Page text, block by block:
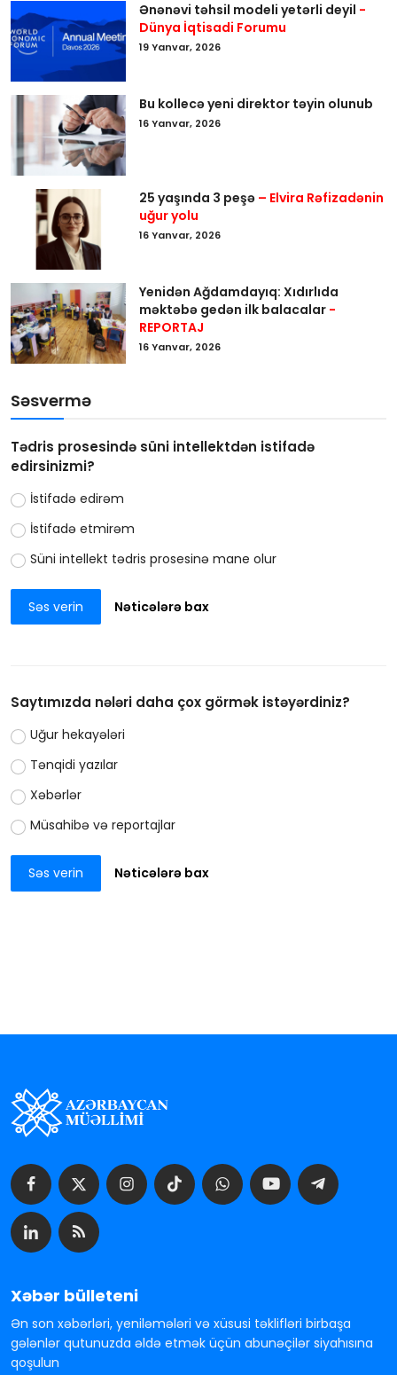
Ənənəvi təhsil modeli yetərli deyil -
Dünya İqtisadi Forumu
19 Yanvar, 2026
Bu kollecə yeni direktor təyin olunub
16 Yanvar, 2026
25 yaşında 3 peşə – Elvira Rəfizadənin
uğur yolu
16 Yanvar, 2026
Yenidən Ağdamdayıq: Xıdırlıda
məktəbə gedən ilk balacalar -
REPORTAJ
16 Yanvar, 2026
Səsvermə
Tədris prosesində süni intellektdən istifadə
edirsinizmi?
İstifadə edirəm
İstifadə etmirəm
Süni intellekt tədris prosesinə mane olur
Səs verin Nəticələrə bax
Saytımızda nələri daha çox görmək istəyərdiniz?
Uğur hekayələri
Tənqidi yazılar
Xəbərlər
Müsahibə və reportajlar
Səs verin Nəticələrə bax
Xəbər bülleteni
Ən son xəbərləri, yeniləmələri və xüsusi təklifləri birbaşa
gələnlər qutunuzda əldə etmək üçün abunəçilər siyahısına
qoşulun